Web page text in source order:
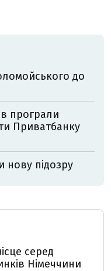
до
програли
Приватбанку
нову підозру
серед
Німеччини